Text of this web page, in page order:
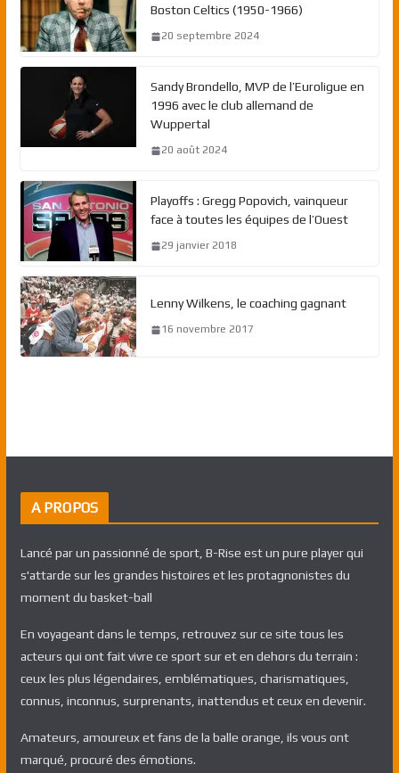
Boston Celtics (1950-1966)
20 septembre 2024
Sandy Brondello, MVP de l’Euroligue en
1996 avec le club allemand de
Wuppertal
20 août 2024
Playoffs : Gregg Popovich, vainqueur
face à toutes les équipes de l’Ouest
29 janvier 2018
Lenny Wilkens, le coaching gagnant
16 novembre 2017
A PROPOS
Lancé par un passionné de sport, B-Rise est un pure player qui
s'attarde sur les grandes histoires et les protagnonistes du
moment du basket-ball
En voyageant dans le temps, retrouvez sur ce site tous les
acteurs qui ont fait vivre ce sport sur et en dehors du terrain :
ceux les plus légendaires, emblématiques, charismatiques,
connus, inconnus, surprenants, inattendus et ceux en devenir.
Amateurs, amoureux et fans de la balle orange, ils vous ont
marqué, procuré des émotions.